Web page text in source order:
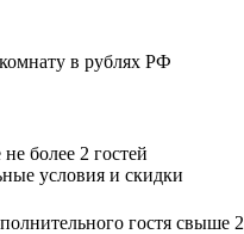
в рублях РФ
более 2 гостей
условия и скидки
гостя свыше 2